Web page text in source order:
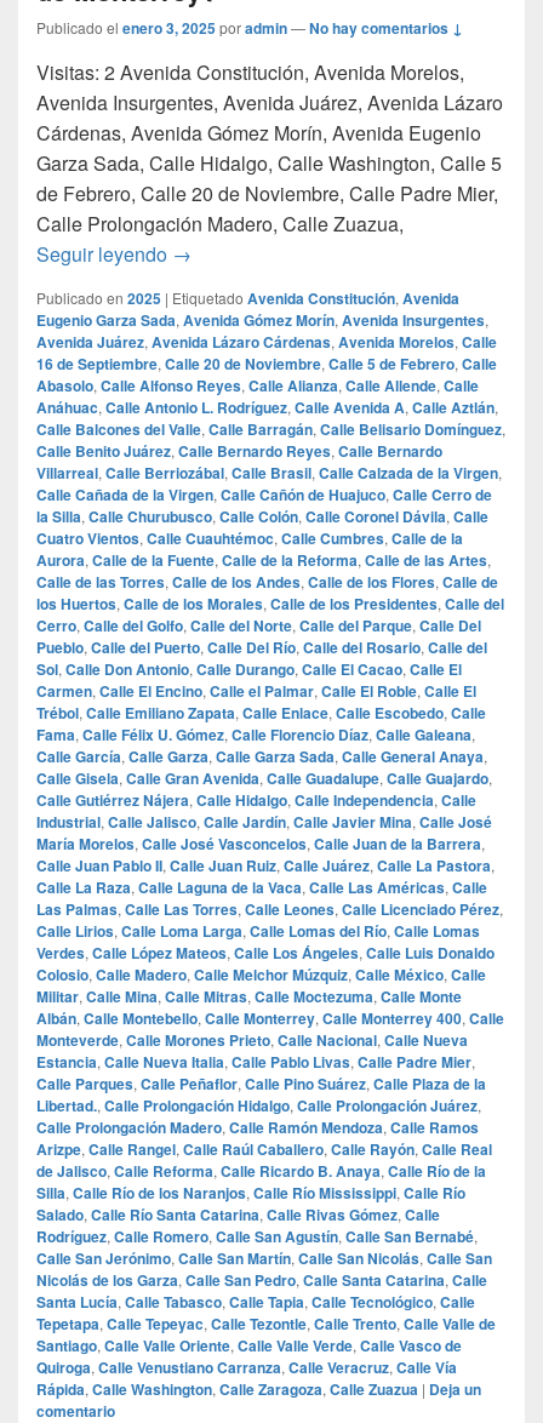
Publicado el enero 3, 2025poradmin—No hay comentarios ↓
Visitas: 2 Avenida Constitución, Avenida Morelos,
Avenida Insurgentes, Avenida Juárez, Avenida Lázaro
Cárdenas, Avenida Gómez Morín, Avenida Eugenio
Garza Sada, Calle Hidalgo, Calle Washington, Calle 5
de Febrero, Calle 20 de Noviembre, Calle Padre Mier,
Calle Prolongación Madero, Calle Zuazua,
Seguir leyendo ¿Cuales son las calles mas famosas de
→
Publicado en 2025 | Etiquetado Avenida Constitución, Avenida
Eugenio Garza Sada, Avenida Gómez Morín, Avenida Insurgentes,
Avenida Juárez, Avenida Lázaro Cárdenas, Avenida Morelos, Calle
16 de Septiembre, Calle 20 de Noviembre, Calle 5 de Febrero, Calle
Abasolo, Calle Alfonso Reyes, Calle Alianza, Calle Allende, Calle
Anáhuac, Calle Antonio L. Rodríguez, Calle Avenida A, Calle Aztlán,
Calle Balcones del Valle, Calle Barragán, Calle Belisario Domínguez,
Calle Benito Juárez, Calle Bernardo Reyes, Calle Bernardo
Villarreal, Calle Berriozábal, Calle Brasil, Calle Calzada de la Virgen,
Calle Cañada de la Virgen, Calle Cañón de Huajuco, Calle Cerro de
la Silla, Calle Churubusco, Calle Colón, Calle Coronel Dávila, Calle
Cuatro Vientos, Calle Cuauhtémoc, Calle Cumbres, Calle de la
Aurora, Calle de la Fuente, Calle de la Reforma, Calle de las Artes,
Calle de las Torres, Calle de los Andes, Calle de los Flores, Calle de
los Huertos, Calle de los Morales, Calle de los Presidentes, Calle del
Cerro, Calle del Golfo, Calle del Norte, Calle del Parque, Calle Del
Pueblo, Calle del Puerto, Calle Del Río, Calle del Rosario, Calle del
Sol, Calle Don Antonio, Calle Durango, Calle El Cacao, Calle El
Carmen, Calle El Encino, Calle el Palmar, Calle El Roble, Calle El
Trébol, Calle Emiliano Zapata, Calle Enlace, Calle Escobedo, Calle
Fama, Calle Félix U. Gómez, Calle Florencio Díaz, Calle Galeana,
Calle García, Calle Garza, Calle Garza Sada, Calle General Anaya,
Calle Gisela, Calle Gran Avenida, Calle Guadalupe, Calle Guajardo,
Calle Gutiérrez Nájera, Calle Hidalgo, Calle Independencia, Calle
Industrial, Calle Jalisco, Calle Jardín, Calle Javier Mina, Calle José
María Morelos, Calle José Vasconcelos, Calle Juan de la Barrera,
Calle Juan Pablo II, Calle Juan Ruiz, Calle Juárez, Calle La Pastora,
Calle La Raza, Calle Laguna de la Vaca, Calle Las Américas, Calle
Las Palmas, Calle Las Torres, Calle Leones, Calle Licenciado Pérez,
Calle Lirios, Calle Loma Larga, Calle Lomas del Río, Calle Lomas
Verdes, Calle López Mateos, Calle Los Ángeles, Calle Luis Donaldo
Colosio, Calle Madero, Calle Melchor Múzquiz, Calle México, Calle
Militar, Calle Mina, Calle Mitras, Calle Moctezuma, Calle Monte
Albán, Calle Montebello, Calle Monterrey, Calle Monterrey 400, Calle
Monteverde, Calle Morones Prieto, Calle Nacional, Calle Nueva
Estancia, Calle Nueva Italia, Calle Pablo Livas, Calle Padre Mier,
Calle Parques, Calle Peñaflor, Calle Pino Suárez, Calle Plaza de la
Libertad., Calle Prolongación Hidalgo, Calle Prolongación Juárez,
Calle Prolongación Madero, Calle Ramón Mendoza, Calle Ramos
Arizpe, Calle Rangel, Calle Raúl Caballero, Calle Rayón, Calle Real
de Jalisco, Calle Reforma, Calle Ricardo B. Anaya, Calle Río de la
Silla, Calle Río de los Naranjos, Calle Río Mississippi, Calle Río
Salado, Calle Río Santa Catarina, Calle Rivas Gómez, Calle
Rodríguez, Calle Romero, Calle San Agustín, Calle San Bernabé,
Calle San Jerónimo, Calle San Martín, Calle San Nicolás, Calle San
Nicolás de los Garza, Calle San Pedro, Calle Santa Catarina, Calle
Santa Lucía, Calle Tabasco, Calle Tapia, Calle Tecnológico, Calle
Tepetapa, Calle Tepeyac, Calle Tezontle, Calle Trento, Calle Valle de
Santiago, Calle Valle Oriente, Calle Valle Verde, Calle Vasco de
Quiroga, Calle Venustiano Carranza, Calle Veracruz, Calle Vía
Rápida, Calle Washington, Calle Zaragoza, Calle Zuazua | Deja un
comentario